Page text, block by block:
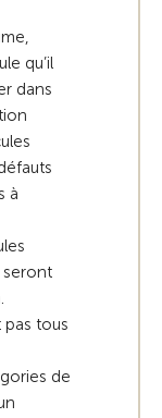
qu’il
dans
à
seront
pas tous
de